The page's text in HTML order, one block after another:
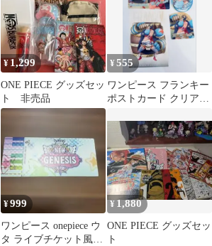
¥ 1,299
ONE PIECE グッズセッ
ト 非売品
¥555
ワンピース フランキー
ポストカード クリアシ
¥999
ワンピース onepiece ウ
タ ライブチケット風グ
¥1,880
ONE PIECE グッズセッ
ト